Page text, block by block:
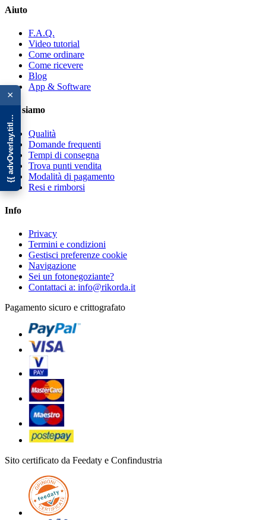
×
{{ advOverlay.title || 'Promo' }}
Aiuto
F.A.Q.
Video tutorial
Come ordinare
Come ricevere
Blog
App & Software
Chi siamo
Qualità
Domande frequenti
Tempi di consegna
Trova punti vendita
Modalità di pagamento
Resi e rimborsi
Info
Privacy
Termini e condizioni
Gestisci preferenze cookie
Navigazione
Sei un fotonegoziante?
Contattaci a: info@rikorda.it
Pagamento sicuro e crittografato
Sito certificato da Feedaty e Confindustria